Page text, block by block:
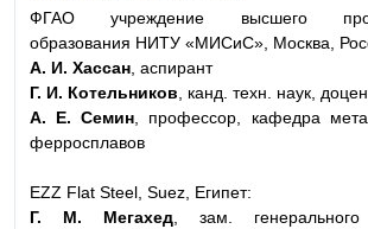
ФГАО учреждение высшего
образования НИТУ «МИСиС», Москва,
А. И. Хассан , аспирант
Г. И. Котельников , канд. техн. наук,
А. Е. Семин , профессор, кафедра
ферросплавов
EZZ Flat Steel, Suez, Египет:
Г. М. Мегахед , зам.